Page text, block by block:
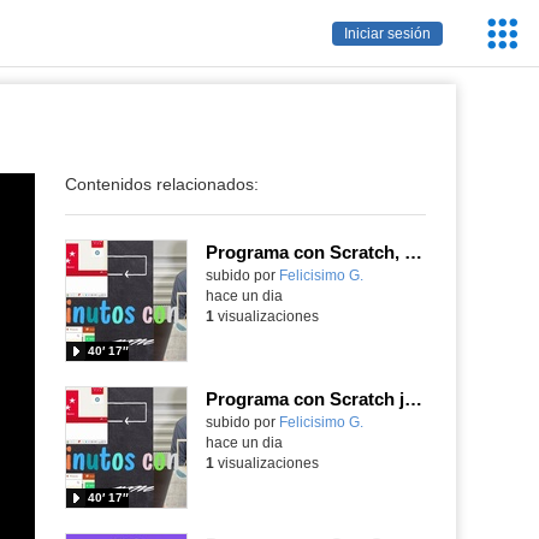
Iniciar sesión
Contenidos relacionados:
Programa con Scratch, 8 diferentes juegos para vivir la emoción de los partidos de España en el mundial 2026
Contenido educativo.
subido por Felicisimo G.
40′ 17″
hace un dia
1 visualizaciones
Programa con Scratch juegos con los partidos del mundial 2026 ganados por España
Contenido educativo.
subido por Felicisimo G.
40′ 17″
hace un dia
1 visualizaciones